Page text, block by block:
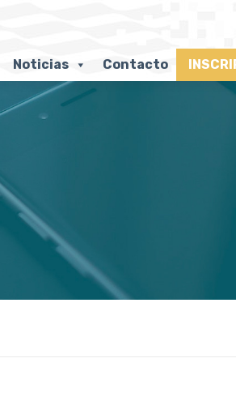
Noticias Contacto